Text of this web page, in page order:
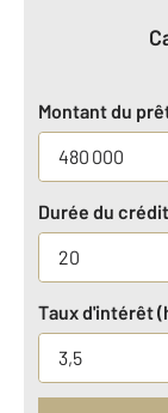
Montant du
Durée du crédit
Taux d'intérêt